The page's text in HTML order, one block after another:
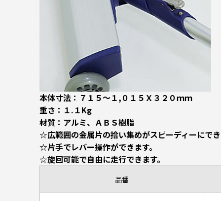
本体寸法：７１５～１,０１５Ｘ３２０ｍｍ
重さ：１.１Kg
材質：アルミ、ＡＢＳ樹脂
☆広範囲の金属片の拾い集めがスピーディーにで
☆片手でレバー操作ができます。
☆旋回可能で自由に走行できます。
品番